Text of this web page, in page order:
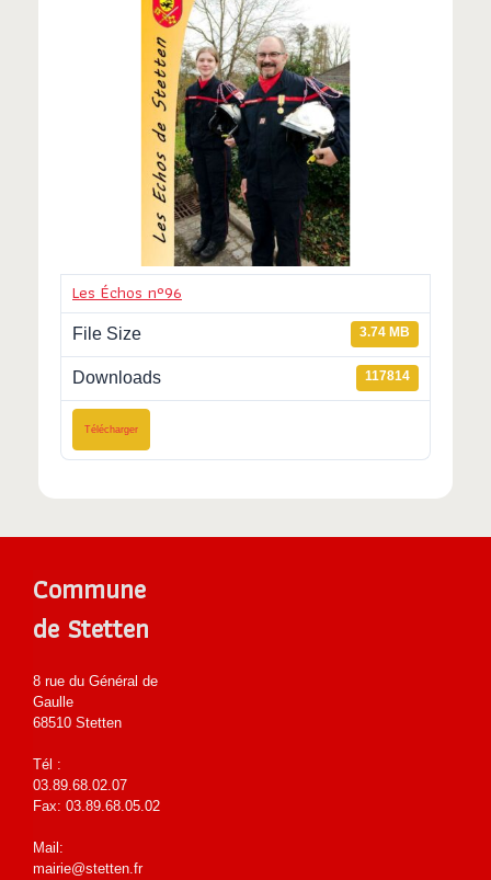
Les Échos n°96
File Size 3.74 MB
Downloads 117814
Télécharger
Commune
de Stetten
8 rue du Général de
Gaulle
68510 Stetten
Tél :
03.89.68.02.07
Fax: 03.89.68.05.02
Mail:
mairie@stetten.fr